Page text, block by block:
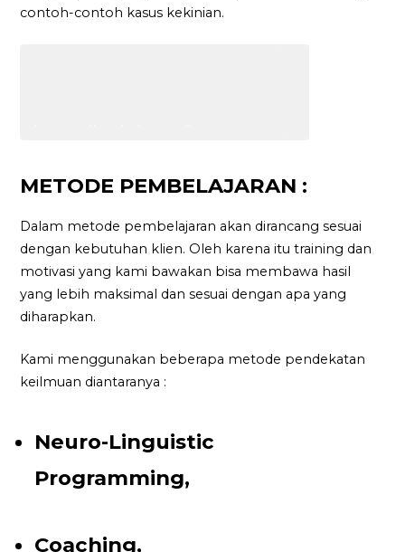
contoh-contoh kasus kekinian.
METODE PEMBELAJARAN :
Dalam metode pembelajaran akan dirancang sesuai
dengan kebutuhan klien. Oleh karena itu training dan
motivasi yang kami bawakan bisa membawa hasil
yang lebih maksimal dan sesuai dengan apa yang
diharapkan.
Kami menggunakan beberapa metode pendekatan
keilmuan diantaranya :
Neuro-Linguistic
Programming,
Coaching,